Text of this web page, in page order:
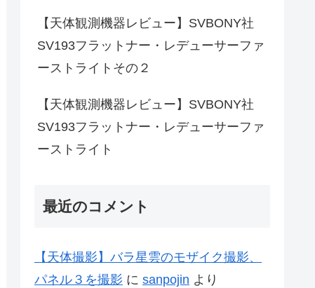
【天体観測機器レビュー】SVBONY社
SV193フラットナー・レデューサーファ
ーストライトその２
【天体観測機器レビュー】SVBONY社
SV193フラットナー・レデューサーファ
ーストライト
最近のコメント
【天体撮影】バラ星雲のモザイク撮影、
パネル３を撮影 に sanpojin より